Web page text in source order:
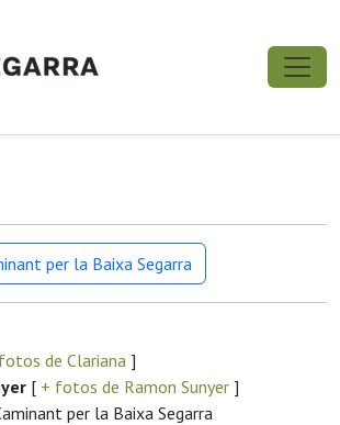
per la Baixa Segarra
de Clariana ]
[ + fotos de Ramon Sunyer ]
per la Baixa Segarra